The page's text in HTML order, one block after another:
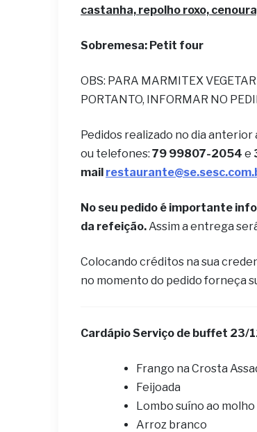
castanha, repolho roxo,
Sobremesa: Petit four
OBS: PARA MARMITEX
PORTANTO, INFORMAR NO
Pedidos realizado no dia anterior
ou telefones: 79 99807-2054 e
mail
No seu pedido é importante
da refeição.Assim a entrega
Colocando créditos na sua
no momento do pedido forneça
Cardápio ​Serviço de buffet 23/
Frango na Crosta
Feijoada
Lombo suíno ao molho
Arroz branco